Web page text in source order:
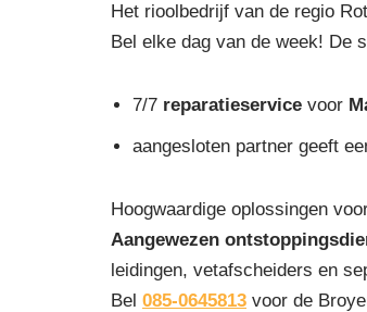
Het rioolbedrijf van de regio
Bel elke dag van de week! De
7/7 reparatieservice voor
aangesloten partner geeft
Hoogwaardige oplossingen
Aangewezen
leidingen, vetafscheiders en
Bel 085-0645813 voor de